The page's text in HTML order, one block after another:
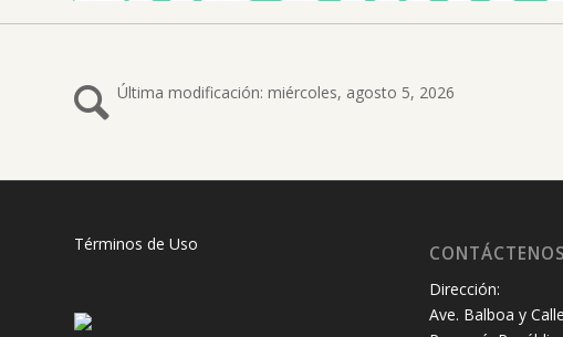
Última modificación: miércoles, agosto 5, 2026
Términos de Uso CONTÁCTENOS
Dirección:
Ave. Balboa y